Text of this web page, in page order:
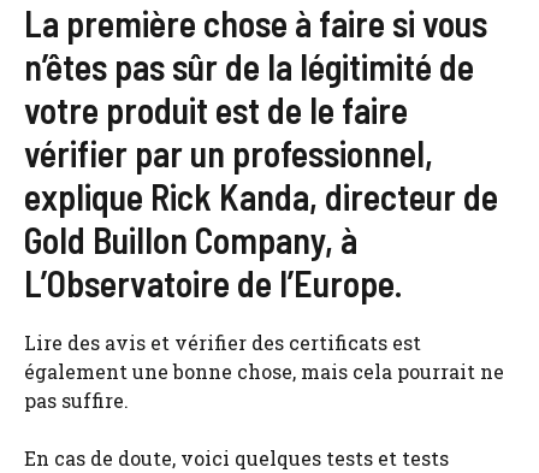
La première chose à faire si vous
n’êtes pas sûr de la légitimité de
votre produit est de le faire
vérifier par un professionnel,
explique Rick Kanda, directeur de
Gold Buillon Company, à
L’Observatoire de l’Europe.
Lire des avis et vérifier des certificats est
également une bonne chose, mais cela pourrait ne
pas suffire.
En cas de doute, voici quelques tests et tests